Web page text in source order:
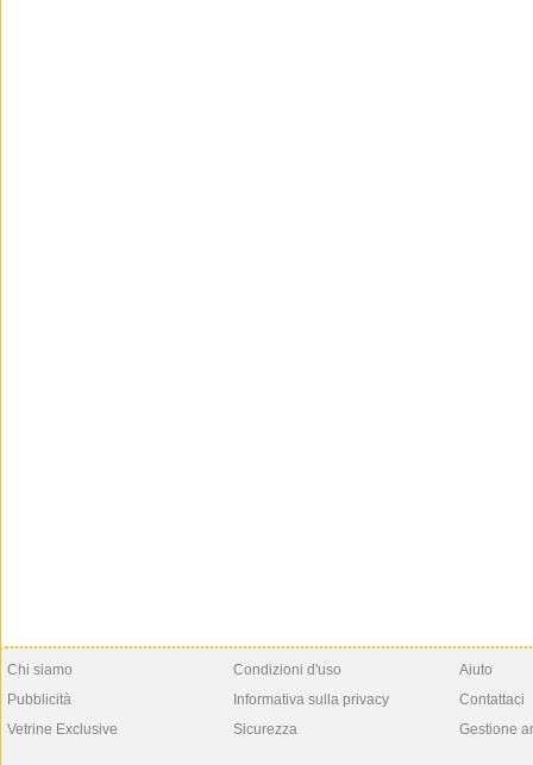
Chi siamo
Pubblicità
Vetrine Exclusive
Condizioni d'uso
Informativa sulla privacy
Sicurezza
Aiuto
Contattaci
Gestione